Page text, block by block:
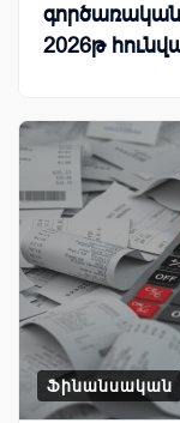
2026թ
Ֆինանսական